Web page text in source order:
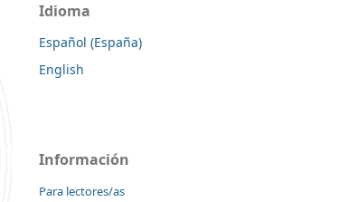
Idioma
Español (España)
English
Información
Para lectores/as